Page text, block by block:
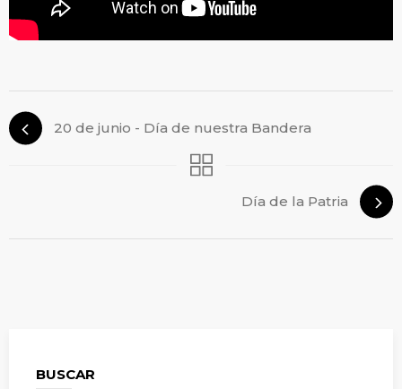
20 de junio - Día de nuestra Bandera
Día de la Patria
BUSCAR